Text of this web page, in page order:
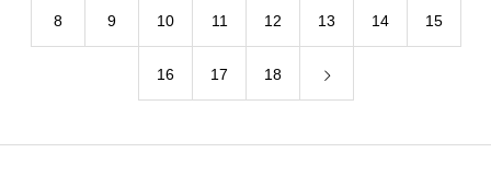
8 9 10 11 12 13 14 15
16 17 18